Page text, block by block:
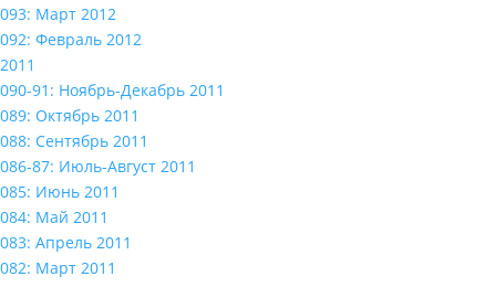
093: Март 2012
092: Февраль 2012
2011
090-91: Ноябрь-Декабрь 2011
089: Октябрь 2011
088: Сентябрь 2011
086-87: Июль-Август 2011
085: Июнь 2011
084: Май 2011
083: Апрель 2011
082: Март 2011